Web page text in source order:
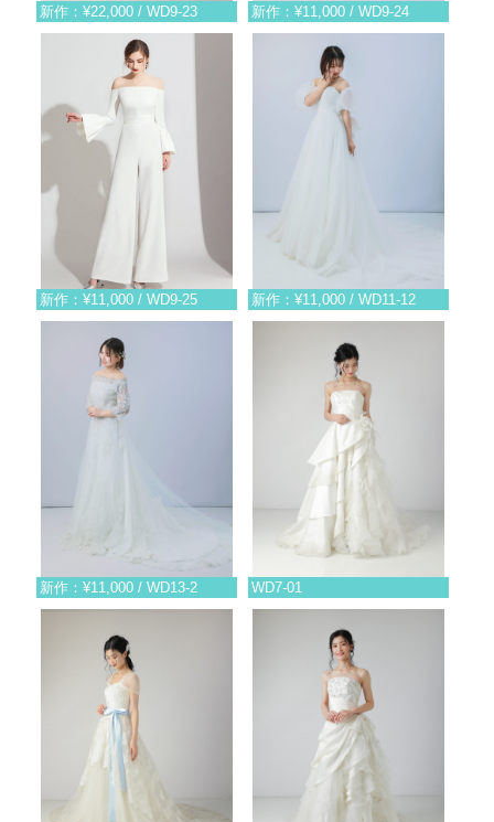
新作：¥22,000 / WD9-23 新作：¥11,000 / WD9-24
新作：¥11,000 / WD9-25 新作：¥11,000 / WD11-12
新作：¥11,000 / WD13-2 WD7-01